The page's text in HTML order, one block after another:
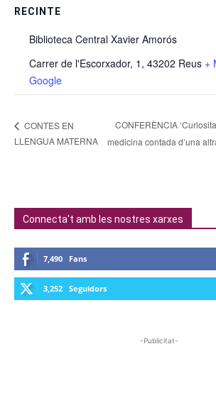
RECINTE
Biblioteca Central Xavier Amorós
Carrer de l'Escorxador, 1, 43202 Reus +
Google
CONTES EN
LLENGUA MATERNA
CONFERÈNCIA
medicina contada d’una
Connecta't amb les nostres xarxes
7,490 Fans
3,252 Seguidors
-Publicitat-